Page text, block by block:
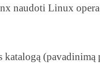
naudoti Linux
katalogą